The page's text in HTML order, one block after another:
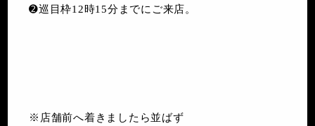
➋巡目枠12時15分までにご来店。
※店舗前へ着きましたら並ばず